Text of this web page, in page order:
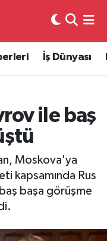
İş Dünyası
ile baş
Moskova'ya
kapsamında Rus
başa görüşme